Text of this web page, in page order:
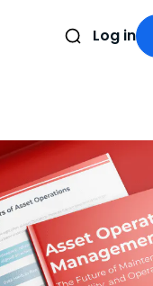
Log in